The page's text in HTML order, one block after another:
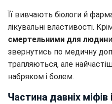
Її вивчають біологи й
лікувальні властивості.
смертельними для людин
звернутись по медичну
трапляються, але
набряком і болем.
Частина давніх міфів